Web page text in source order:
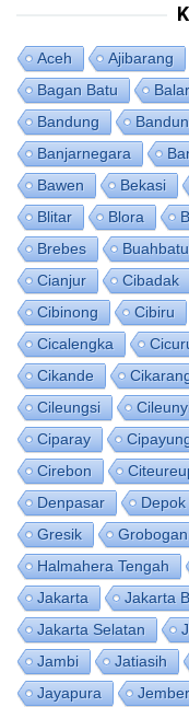
Aceh Ajibarang
Bagan Batu
Bandung
Banjarnegara
Bawen
Bekasi
Blitar
Blora
Brebes
Buahbatu
Cianjur
Cibadak
Cibinong
Cibiru
Cicalengka
Cikande
Cileungsi
Ciparay
Cirebon
Denpasar
Depok
Gresik
Grobogan
Halmahera Tengah
Jakarta
Jakarta
Jakarta Selatan
Jambi
Jatiasih
Jayapura
Jember